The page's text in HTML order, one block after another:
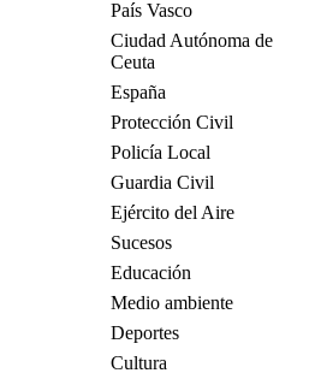
País Vasco
Ciudad Autónoma de
Ceuta
España
Protección Civil
Policía Local
Guardia Civil
Ejército del Aire
Sucesos
Educación
Medio ambiente
Deportes
Cultura